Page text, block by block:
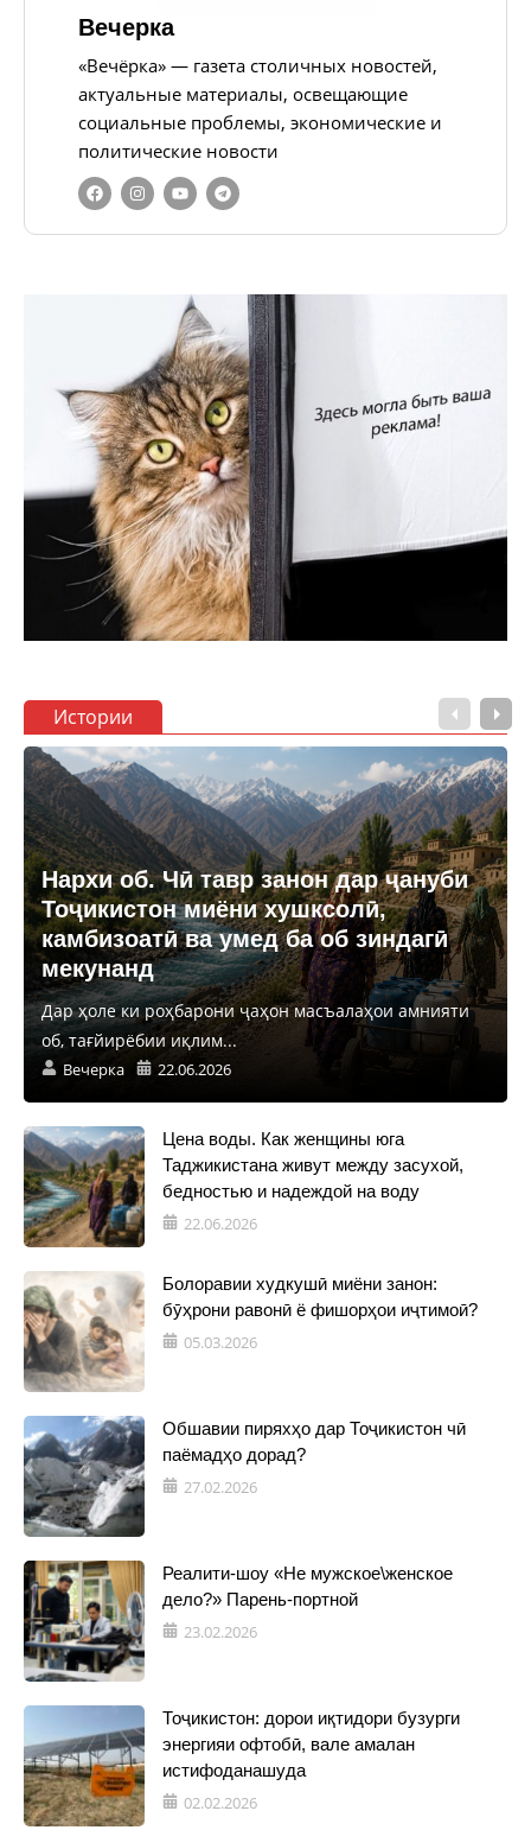
Вечерка
«Вечёрка» — газета столичных новостей,
актуальные материалы, освещающие
социальные проблемы, экономические и
политические новости
Истории
Нархи об. Чӣ тавр занон дар ҷануби
Тоҷикистон миёни хушксолӣ,
камбизоатӣ ва умед ба об зиндагӣ
мекунанд
Дар ҳоле ки роҳбарони ҷаҳон масъалаҳои амнияти
об, тағйирёбии иқлим...
Вечерка 22.06.2026
Цена воды. Как женщины юга
Таджикистана живут между засухой,
бедностью и надеждой на воду
22.06.2026
Болоравии худкушӣ миёни занон:
бӯҳрони равонӣ ё фишорҳои иҷтимоӣ?
05.03.2026
Обшавии пиряхҳо дар Тоҷикистон чӣ
паёмадҳо дорад?
27.02.2026
Реалити-шоу «Не мужское\женское
дело?» Парень-портной
23.02.2026
Тоҷикистон: дорои иқтидори бузурги
энергияи офтобӣ, вале амалан
истифоданашуда
02.02.2026